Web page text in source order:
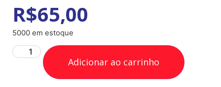
R$65,00
5000 em estoque
Adicionar ao carrinho